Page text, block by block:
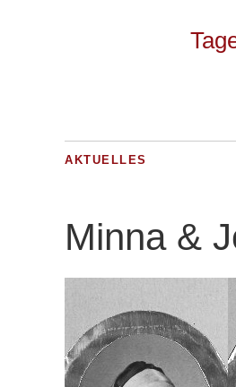
AKTUELLES
Minna &